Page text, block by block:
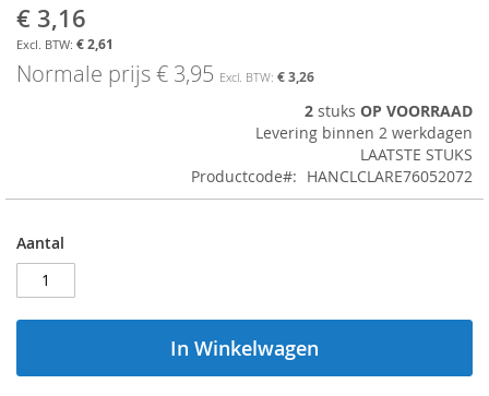
van
de
afbeeldingen-
gallerij
Aanbiedingsprijs
€ 3,16
€ 2,61
Normale prijs€ 3,95 € 3,26
2 stuks OP VOORRAAD
Levering binnen 2 werkdagen
LAATSTE STUKS
Productcode
HANCLCLARE76052072
Aantal
In Winkelwagen